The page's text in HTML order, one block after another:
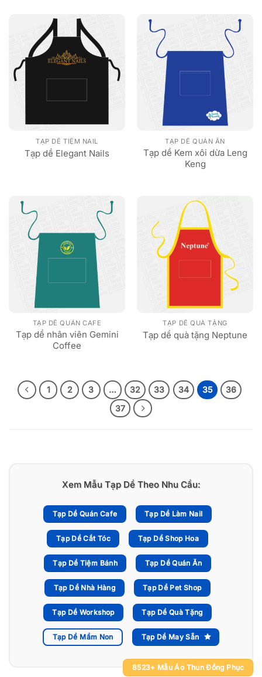
TẠP DỀ TIỆM NAIL
Tạp dề Elegant Nails
TẠP DỀ QUÁN ĂN
Tạp dề Kem xôi dừa Leng
Keng
TẠP DỀ QUÁN CAFE
Tạp dề nhân viên Gemini
Coffee
TẠP DỀ QUÀ TẶNG
Tạp dề quà tặng Neptune
1 2 3 … 32 33 34 35
36
37
Xem Mẫu Tạp Dề Theo Nhu Cầu:
Tạp Dề Quán Cafe Tạp Dề Làm Nail
Tạp Dề Cắt Tóc Tạp Dề Shop Hoa
Tạp Dề Tiệm Bánh Tạp Dề Quán Ăn
Tạp Dề Nhà Hàng Tạp Dề Pet Shop
Tạp Dề Workshop Tạp Dề Quà Tặng
Tạp Dề Mầm Non Tạp Dề May Sẵn
8523+ Mẫu Áo Thun Đồng Phục